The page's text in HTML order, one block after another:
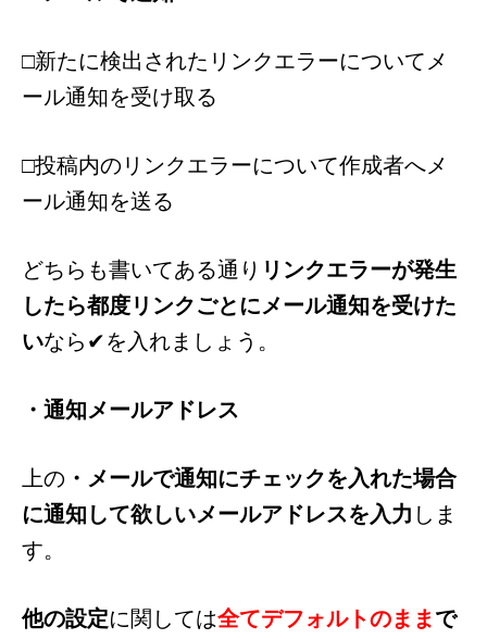
□新たに検出されたリンクエラーについてメ
ール通知を受け取る
□投稿内のリンクエラーについて作成者へメ
ール通知を送る
どちらも書いてある通り リンクエラーが発生
したら都度リンクごとにメール通知を受けた
いなら✔を入れましょう。
・通知メールアドレス
上の ・メールで通知にチェックを入れた場合
に通知して欲しいメールアドレスを入力 しま
す。
他の設定に関しては全てデフォルトのまま で